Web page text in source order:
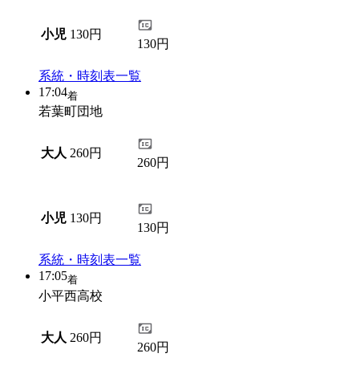
小児 130円
130円
系統・時刻表一覧
17:04着
若葉町団地
大人 260円
260円
小児 130円
130円
系統・時刻表一覧
17:05着
小平西高校
大人 260円
260円